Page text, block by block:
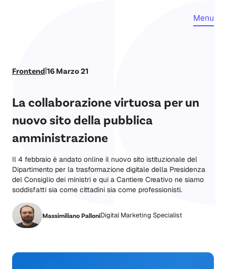
Menu
Frontend|16 Marzo 21
La collaborazione virtuosa per un
nuovo sito della pubblica
amministrazione
Il 4 febbraio è andato online il nuovo sito istituzionale del
Dipartimento per la trasformazione digitale della Presidenza
del Consiglio dei ministri e qui a Cantiere Creativo ne siamo
soddisfatti sia come cittadini sia come professionisti.
Massimiliano PalloniDigital Marketing Specialist